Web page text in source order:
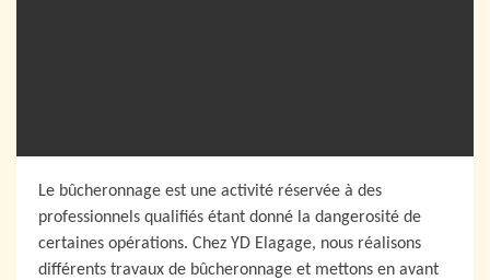
Le bûcheronnage est une activité réservée à des
professionnels qualifiés étant donné la dangerosité de
certaines opérations. Chez YD Elagage, nous réalisons
différents travaux de bûcheronnage et mettons en avant